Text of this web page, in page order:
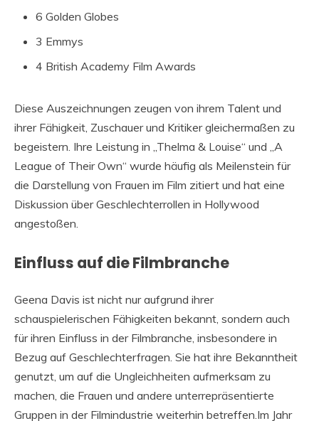
6 Golden Globes
3 Emmys
4 British Academy Film Awards
Diese Auszeichnungen zeugen von ihrem Talent und
ihrer Fähigkeit, Zuschauer und Kritiker gleichermaßen zu
begeistern. Ihre Leistung in „Thelma & Louise“ und „A
League of Their Own“ wurde häufig als Meilenstein für
die Darstellung von Frauen im Film zitiert und hat eine
Diskussion über Geschlechterrollen in Hollywood
angestoßen.
Einfluss auf die Filmbranche
Geena Davis ist nicht nur aufgrund ihrer
schauspielerischen Fähigkeiten bekannt, sondern auch
für ihren Einfluss in der Filmbranche, insbesondere in
Bezug auf Geschlechterfragen. Sie hat ihre Bekanntheit
genutzt, um auf die Ungleichheiten aufmerksam zu
machen, die Frauen und andere unterrepräsentierte
Gruppen in der Filmindustrie weiterhin betreffen.Im Jahr